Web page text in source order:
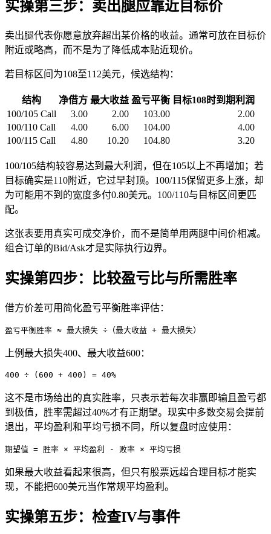
实操第三步：卖出腿应靠近目标价
卖出腿代表你愿意放弃超出某价格的收益。通常可放在目标价
附近或略高，而不是为了降低成本贴近现价。
若目标区间为108至112美元，候选结构：
结构 净借方 最大收益 盈亏平衡 目标108时到期利润
100/105 Call
3.00 2.00 103.00
2.00
100/110 Call
4.00 6.00 104.00
4.00
100/115 Call
4.80 10.20 104.80 3.20
100/105结构较容易达到最大利润，但在105以上不再增加；若
目标确实是110附近，它过早封顶。100/115保留更多上涨，却
为可能用不到的宽度多付0.80美元。100/110与目标区间更匹
配。
这张表要用真实可成交净价，而不是简单用两腿中间价相减。
组合订单的Bid/Ask才是实际执行边界。
实操第四步：比较盈亏比与所需胜率
借方价差可用简化盈亏平衡胜率评估：
盈亏平衡胜率 ≈ 最大损失 ÷（最大收益 + 最大损失）
上例最大损失400、最大收益600：
400 ÷ (600 + 400) = 40%
这不是市场给出的真实胜率，只表示若每次非赢即输且盈亏都
到极值，胜率需超过40%才有正期望。现实中多数交易会提前
退出，平均盈利和平均亏损不同，所以复盘时应使用：
期望值 = 胜率 × 平均盈利 - 败率 × 平均亏损
如果最大收益看起来很高，但只有股票远超合理目标才能实
现，不能把600美元当作常规平均盈利。
实操第五步：检查IV与事件